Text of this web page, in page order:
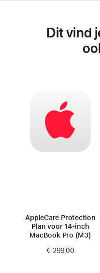
Dit vind
AppleCare Protection
Plan voor 14‑inch
MacBook Pro (M3)
€ 299,00